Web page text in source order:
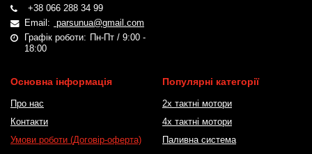
+38 066 288 34 99
Email:
parsunua@gmail.com
Графік роботи:
Пн-Пт / 9:00 -
18:00
Основна інформація
Про нас
Контакти
Умови роботи (Договір-оферта)
Популярні категорії
2х тактні мотори
4х тактні мотори
Паливна система